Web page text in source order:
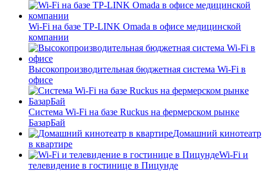
Wi-Fi на базе TP-LINK Omada в офисе медицинской
компании
Высокопроизводительная бюджетная система Wi-Fi в
офисе
Система Wi-Fi на базе Ruckus на фермерском рынке
БазарБай
Домашний кинотеатр
в квартире
Wi-Fi и
телевидение в гостинице в Пицунде